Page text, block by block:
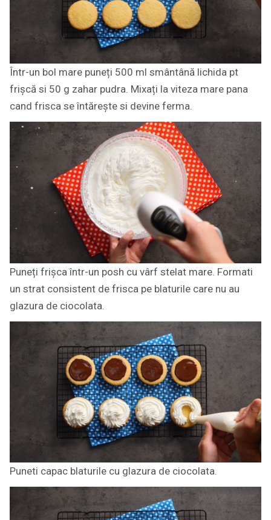
Într-un bol mare puneți 500 ml smântână lichida pt
frișcă si 50 g zahar pudra. Mixați la viteza mare pana
cand frisca se întărește si devine ferma.
Puneți frișca într-un posh cu vârf stelat mare. Formati
un strat consistent de frisca pe blaturile care nu au
glazura de ciocolata.
Puneti capac blaturile cu glazura de ciocolata.